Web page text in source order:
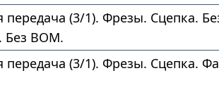
(3/1). Фрезы. Сцепка.
Без ВОМ.
(3/1). Фрезы. Сцепка.